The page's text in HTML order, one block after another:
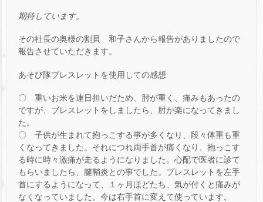
期待しています。
その社長の奥様の割貝 和子さんから報告がありましたので
報告させていただきます。
あそび隊ブレスレットを使用しての感想
〇 重いお米を連日担いだため、肘が重く、痛みもあったの
ですが、ブレスレットをしましたら、肘が楽になってきまし
た。
〇 子供が生まれて抱っこする事が多くなり、段々体重も重
くなってきました。それにつれ両手首が痛くなり、抱っこす
る時に時々激痛が走るようになりました。心配で医者に診て
もらいましたら、腱鞘炎との事でした。ブレスレットを左手
首にするようになって、１ヶ月ほどたち、気が付くと痛みが
なくなっていました。今は右手首に変えて使っています。